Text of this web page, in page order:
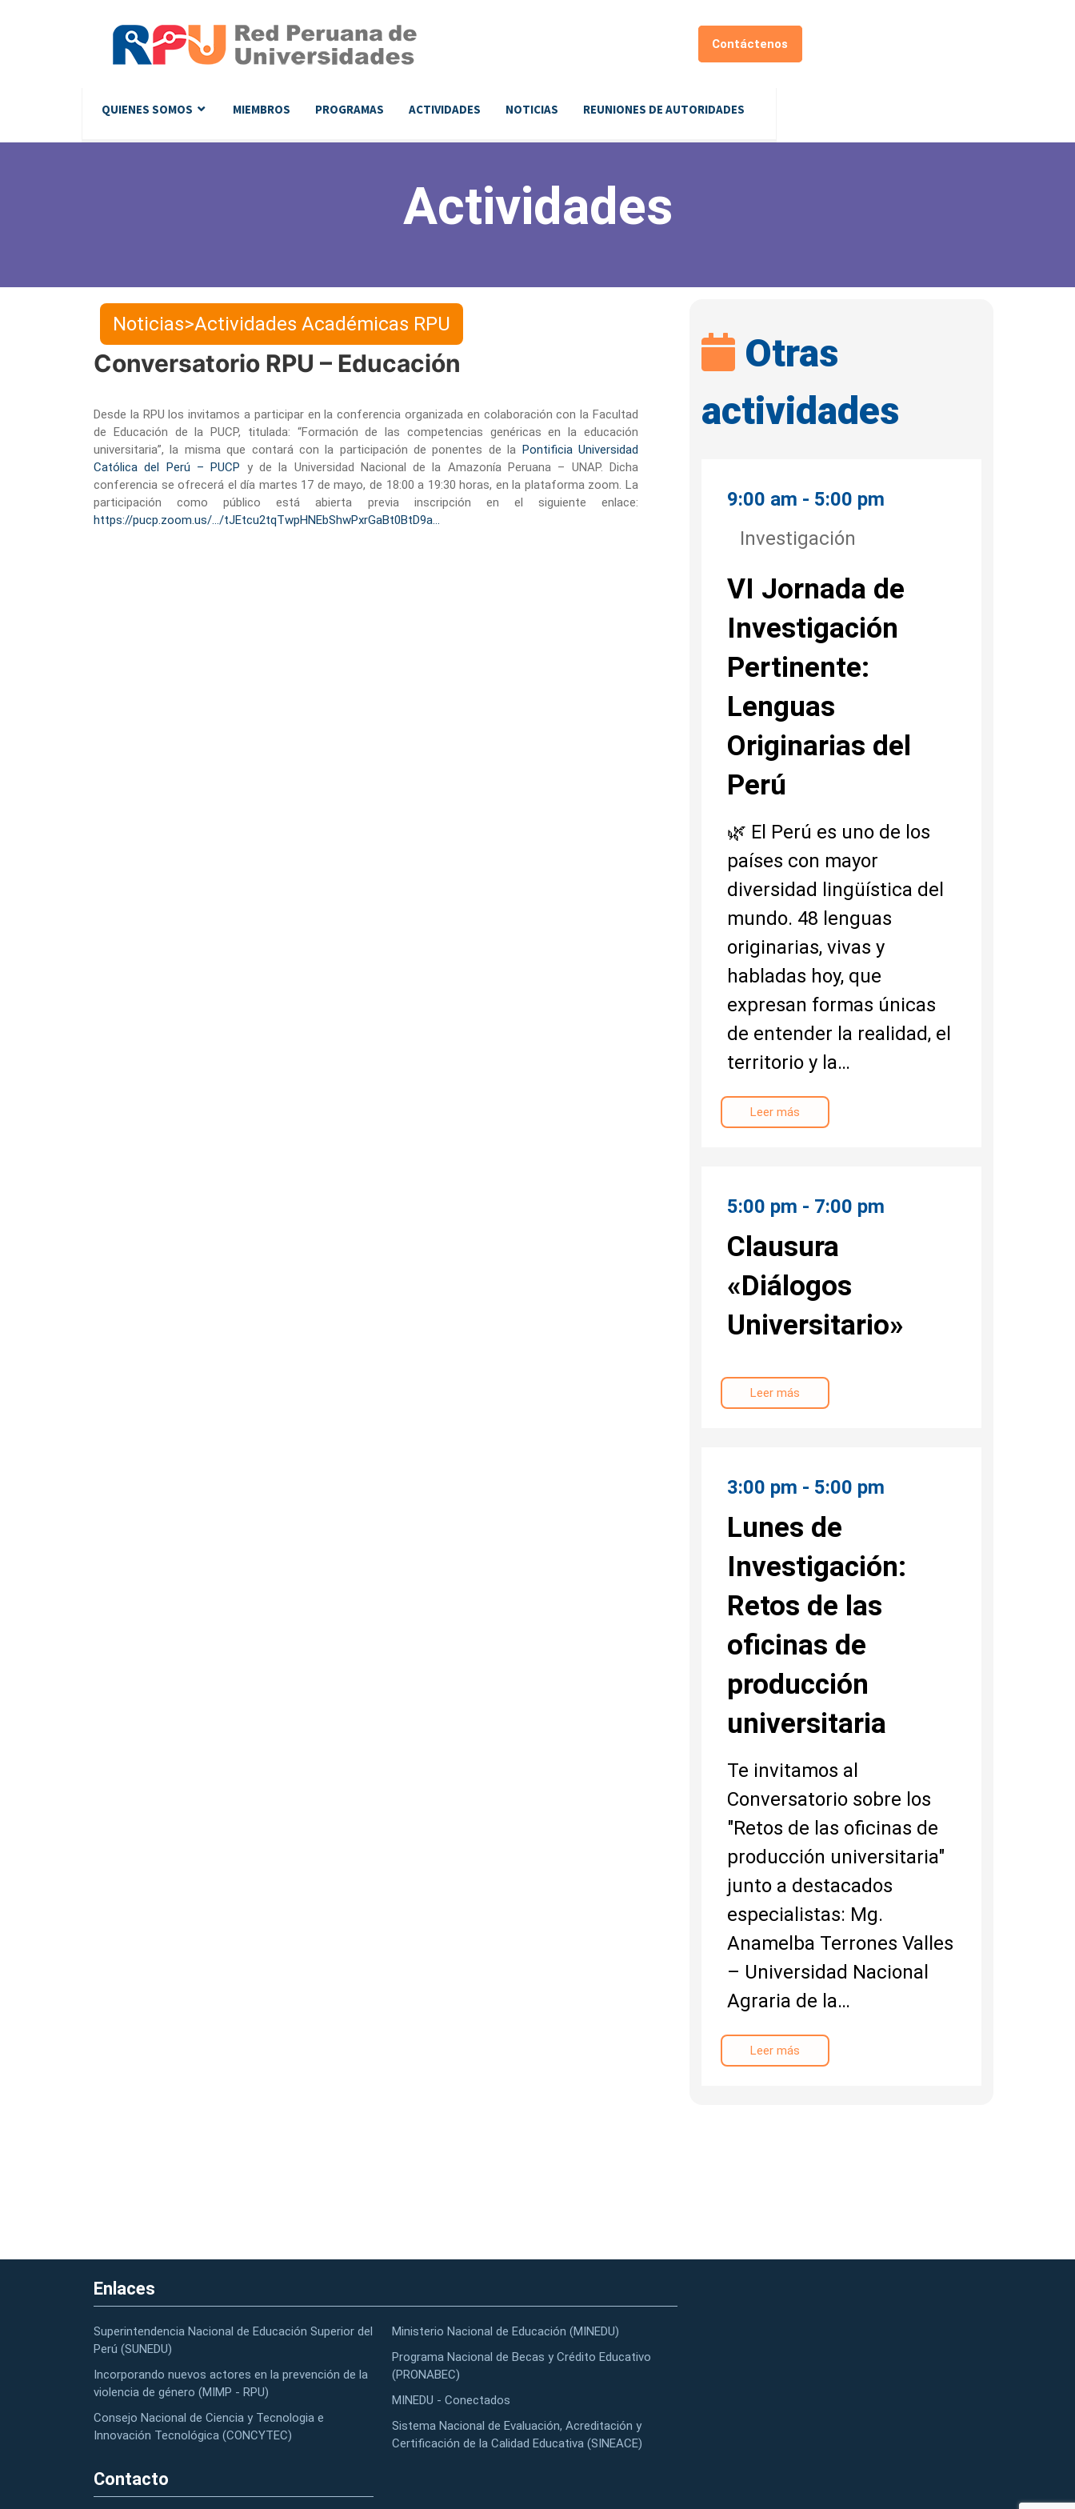
Contáctenos
QUIENES SOMOS MIEMBROS PROGRAMAS ACTIVIDADES NOTICIAS REUNIONES DE AUTORIDADES
Actividades
Noticias>Actividades Académicas RPU
Conversatorio RPU – Educación
Desde la RPU los invitamos a participar en la conferencia organizada en colaboración con la Facultad
de Educación de la PUCP, titulada: “Formación de las competencias genéricas en la educación
universitaria”, la misma que contará con la participación de ponentes de la Pontificia Universidad
Católica del Perú – PUCP y de la Universidad Nacional de la Amazonía Peruana – UNAP. Dicha
conferencia se ofrecerá el día martes 17 de mayo, de 18:00 a 19:30 horas, en la plataforma zoom. La
participación como público está abierta previa inscripción en el siguiente enlace:
https://pucp.zoom.us/…/tJEtcu2tqTwpHNEbShwPxrGaBt0BtD9a…
Otras
actividades
9:00 am - 5:00 pm
Investigación
VI Jornada de
Investigación
Pertinente:
Lenguas
Originarias del
Perú
🌿 El Perú es uno de los
países con mayor
diversidad lingüística del
mundo. 48 lenguas
originarias, vivas y
habladas hoy, que
expresan formas únicas
de entender la realidad, el
territorio y la…
Leer más
5:00 pm - 7:00 pm
Clausura
«Diálogos
Universitario»
Leer más
3:00 pm - 5:00 pm
Lunes de
Investigación:
Retos de las
oficinas de
producción
universitaria
Te invitamos al
Conversatorio sobre los
"Retos de las oficinas de
producción universitaria"
junto a destacados
especialistas: Mg.
Anamelba Terrones Valles
– Universidad Nacional
Agraria de la…
Leer más
Enlaces
Superintendencia Nacional de Educación Superior del
Perú (SUNEDU)
Incorporando nuevos actores en la prevención de la
violencia de género (MIMP - RPU)
Consejo Nacional de Ciencia y Tecnologia e
Innovación Tecnológica (CONCYTEC)
Ministerio Nacional de Educación (MINEDU)
Programa Nacional de Becas y Crédito Educativo
(PRONABEC)
MINEDU - Conectados
Sistema Nacional de Evaluación, Acreditación y
Certificación de la Calidad Educativa (SINEACE)
Contacto